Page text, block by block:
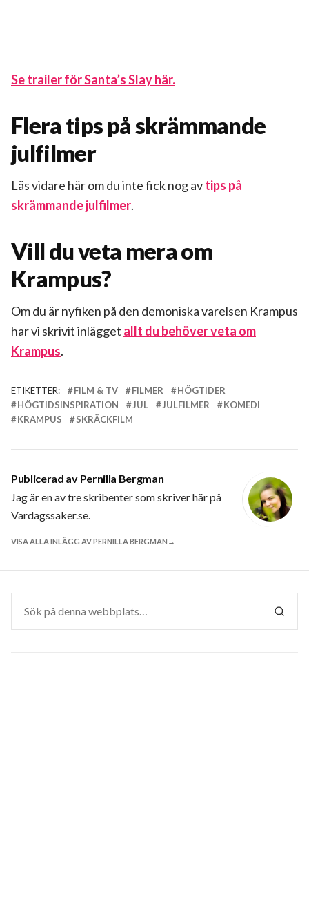
Se trailer för Santa’s Slay här.
Flera tips på skrämmande
julfilmer
Läs vidare här om du inte fick nog avtips på
skrämmande julfilmer.
Vill du veta mera om
Krampus?
Om du är nyfiken på den demoniska varelsen Krampus
har vi skrivit inlägget allt du behöver veta om
Krampus.
ETIKETTER: FILM & TV FILMER
HÖGTIDER
HÖGTIDSINSPIRATION
JUL JULFILMER
KOMEDI
KRAMPUS
SKRÄCKFILM
Publicerad av Pernilla Bergman
Jag är en av tre skribenter som skriver här på
Vardagssaker.se.
VISA ALLA INLÄGG AV PERNILLA BERGMAN
efter:
SÖK